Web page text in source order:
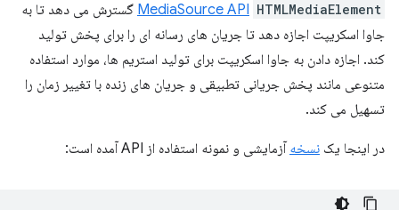
MediaSource API HTMLMediaElement
گسترش می دهد تا به
جاوا اسکریپت اجازه دهد تا جریان های رسانه ای را برای پخش تولید
کند. اجازه دادن به جاوا اسکریپت برای تولید استریم ها، موارد استفاده
متنوعی مانند پخش جریانی تطبیقی ​​و جریان های زنده با تغییر زمان را
تسهیل می کند.
در اینجا یک نسخه آزمایشی و نمونه استفاده از API آمده است: